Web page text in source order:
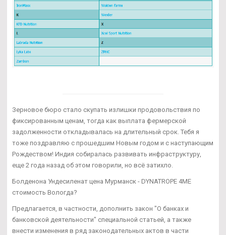
Зерновое бюро стало скупать излишки продовольствия по
фиксированным ценам, тогда как выплата фермерской
задолженности откладывалась на длительный срок. Тебя я
тоже поздравляю с прошедшим Новым годом и с наступающим
Рождеством! Индия собиралась развивать инфраструктуру,
еще 2 года назад об этом говорили, но всё затихло.
Болденона Ундесиленат цена Мурманск - DYNATROPE 4ME
стоимость Вологда?
Предлагается, в частности, дополнить закон "О банках и
банковской деятельности" специальной статьей, а также
внести изменения в ряд законодательных актов в части